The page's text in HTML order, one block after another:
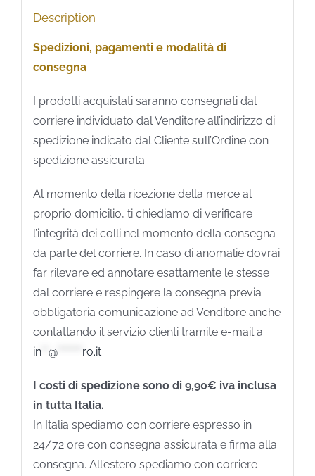
Description
Spedizioni, pagamenti e modalità di
consegna
I prodotti acquistati saranno consegnati dal
corriere individuato dal Venditore all’indirizzo di
spedizione indicato dal Cliente sull’Ordine con
spedizione assicurata.
Al momento della ricezione della merce al
proprio domicilio, ti chiediamo di verificare
l’integrità dei colli nel momento della consegna
da parte del corriere. In caso di anomalie dovrai
far rilevare ed annotare esattamente le stesse
dal corriere e respingere la consegna previa
obbligatoria comunicazione ad Venditore anche
contattando il servizio clienti tramite e-mail a
in** @******* ro.it
I costi di spedizione sono di 9,90€ iva inclusa
in tutta Italia.
In Italia spediamo con corriere espresso in
24/72 ore con consegna assicurata e firma alla
consegna. All’estero spediamo con corriere